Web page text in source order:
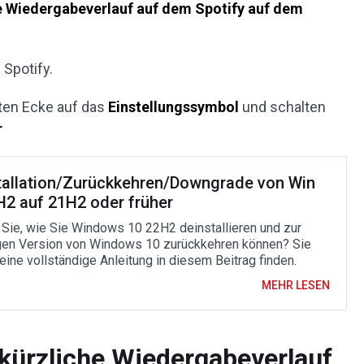
auf dem Spotify auf dem
Spotify.
Ecke auf das Einstellungssymbol und schalten
Zurückkehren/Downgrade von Win
auf 21H2 oder früher
wie Sie Windows 10 22H2 deinstallieren und zur
Version von Windows 10 zurückkehren können? Sie
vollständige Anleitung in diesem Beitrag finden.
MEHR LESEN